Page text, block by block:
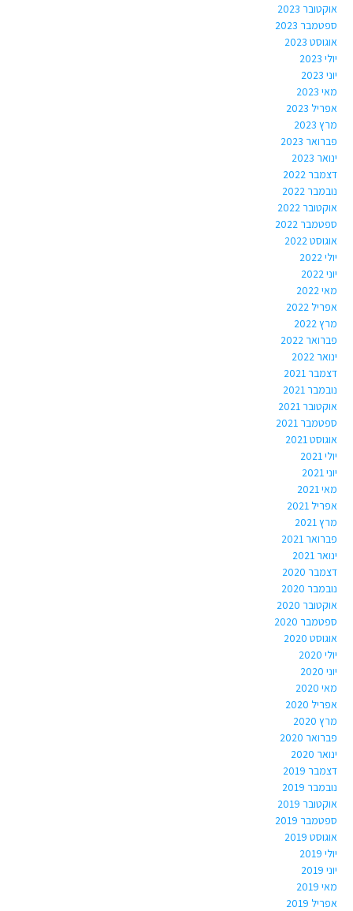
אוקטובר 2023
ספטמבר 2023
אוגוסט 2023
יולי 2023
יוני 2023
מאי 2023
אפריל 2023
מרץ 2023
פברואר 2023
ינואר 2023
דצמבר 2022
נובמבר 2022
אוקטובר 2022
ספטמבר 2022
אוגוסט 2022
יולי 2022
יוני 2022
מאי 2022
אפריל 2022
מרץ 2022
פברואר 2022
ינואר 2022
דצמבר 2021
נובמבר 2021
אוקטובר 2021
ספטמבר 2021
אוגוסט 2021
יולי 2021
יוני 2021
מאי 2021
אפריל 2021
מרץ 2021
פברואר 2021
ינואר 2021
דצמבר 2020
נובמבר 2020
אוקטובר 2020
ספטמבר 2020
אוגוסט 2020
יולי 2020
יוני 2020
מאי 2020
אפריל 2020
מרץ 2020
פברואר 2020
ינואר 2020
דצמבר 2019
נובמבר 2019
אוקטובר 2019
ספטמבר 2019
אוגוסט 2019
יולי 2019
יוני 2019
מאי 2019
אפריל 2019